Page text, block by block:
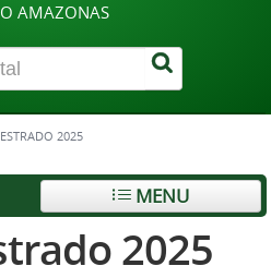
Canais
AMAZONAS
2025
MENU
2025